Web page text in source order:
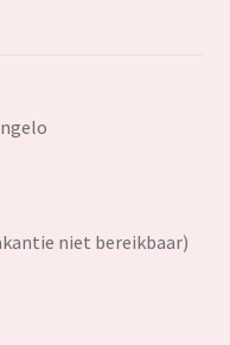
niet bereikbaar)